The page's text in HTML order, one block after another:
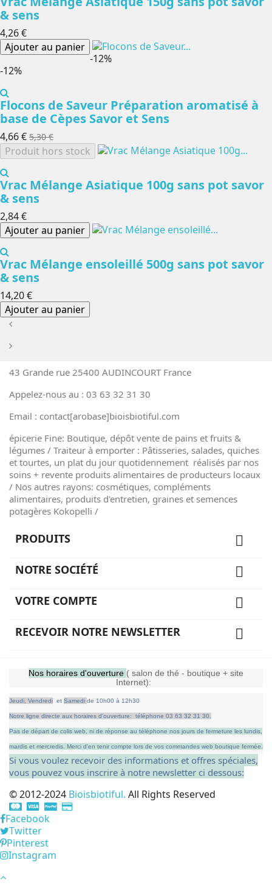
& sens
4,26 €
Ajouter au panier
-12%
-12%
Flocons de Saveur Préparation aromatisé à
base de Cèpes Savor et Sens
4,66 € 5,30 €
Produit hors stock
Vrac Mélange Asiatique 100g sans pot savor
& sens
2,84 €
Ajouter au panier
Vrac Mélange ensoleillé 500g sans pot savor
& sens
14,20 €
Ajouter au panier
43 Grande rue 25400 AUDINCOURT France
Appelez-nous au : 03 63 32 31 30
Email : contact[arobase]bioisbiotiful.com
épicerie Fine: Boutique, dépôt vente de pains et fruits &
légumes / Traiteur à emporter : Pâtisseries, salades, quiches
et tourtes, un plat du jour quotidennement réalisés par nos
soins + revente produits alimentaires de producteurs locaux
/ Nos autres rayons: cosmétiques, compléments
alimentaires, produits d'entretien, graines et semences
potagères Kokopelli /
PRODUITS 
NOTRE SOCIÉTÉ 
VOTRE COMPTE 
RECEVOIR NOTRE NEWSLETTER 
Nos horaires d'ouverture ( salon de thé - boutique + site
Internet):
Jeudi, Vendredi et Samedi de 10h00 à 12h30
Notre ligne directe aux horaires d'ouverture: téléphone 03 63 32 31 30.
Pas de départ de colis web, ni de réponse au téléphone nos jours de fermeture les lundis,
mardis et mercredis. Merci d'en tenir compte lors de vos commandes web boutique fermée.
Si vous voulez recevoir des informations et offres spéciales,
vous pouvez vous inscrire à notre newsletter ci dessous:
© 2012-2024 Bioisbiotiful. All Rights Reserved
Facebook
Twitter
Pinterest
Instagram